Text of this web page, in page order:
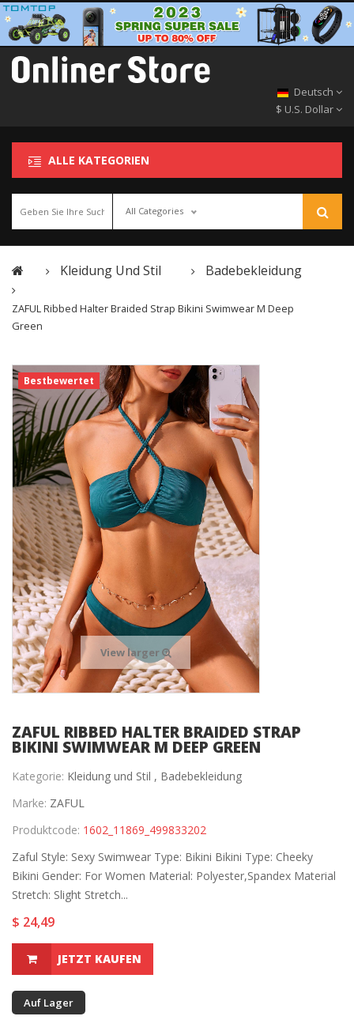
Deutsch
$ U.S. Dollar
ALLE KATEGORIEN
All Categories
Kleidung Und Stil Badebekleidung
ZAFUL Ribbed Halter Braided Strap Bikini Swimwear M Deep
Green
Bestbewertet
View larger
ZAFUL RIBBED HALTER BRAIDED STRAP
BIKINI SWIMWEAR M DEEP GREEN
Kategorie: Kleidung und Stil , Badebekleidung
Marke: ZAFUL
Produktcode: 1602_11869_499833202
Zaful Style: Sexy Swimwear Type: Bikini Bikini Type: Cheeky
Bikini Gender: For Women Material: Polyester,Spandex Material
Stretch: Slight Stretch...
$ 24,49
JETZT KAUFEN
Auf Lager